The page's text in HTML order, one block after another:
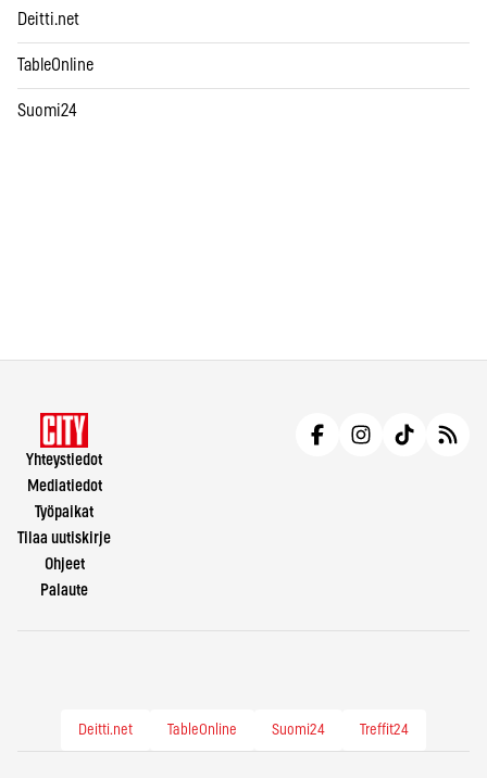
Deitti.net
TableOnline
Suomi24
Yhteystiedot
Mediatiedot
Työpaikat
Tilaa uutiskirje
Ohjeet
Palaute
Deitti.net TableOnline Suomi24 Treffit24